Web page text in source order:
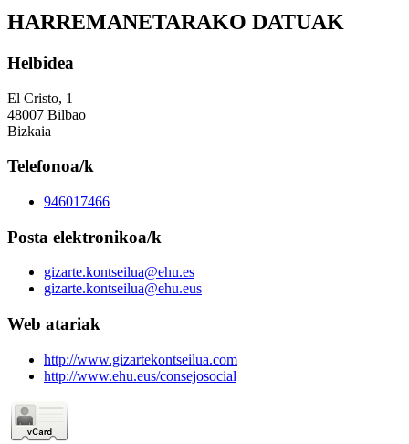
HARREMANETARAKO DATUAK
Helbidea
El Cristo, 1
48007 Bilbao
Bizkaia
Telefonoa/k
946017466
Posta elektronikoa/k
gizarte.kontseilua@ehu.es
gizarte.kontseilua@ehu.eus
Web atariak
http://www.gizartekontseilua.com
http://www.ehu.eus/consejosocial